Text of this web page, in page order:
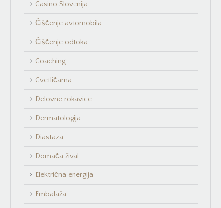
Casino Slovenija
Čiščenje avtomobila
Čiščenje odtoka
Coaching
Cvetličarna
Delovne rokavice
Dermatologija
Diastaza
Domača žival
Električna energija
Embalaža